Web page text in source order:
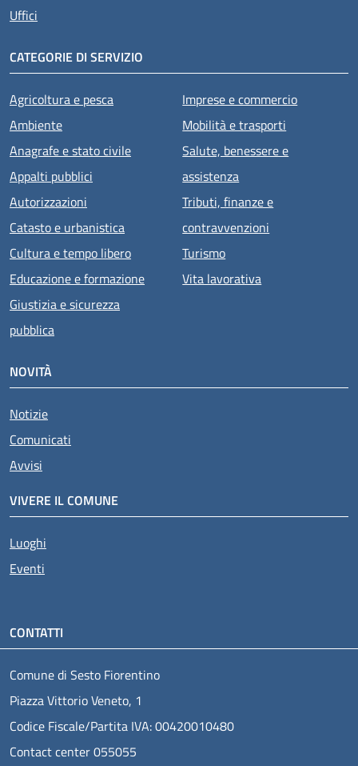
Uffici
CATEGORIE DI SERVIZIO
Agricoltura e pesca
Ambiente
Anagrafe e stato civile
Appalti pubblici
Autorizzazioni
Catasto e urbanistica
Cultura e tempo libero
Educazione e formazione
Giustizia e sicurezza
pubblica
Imprese e commercio
Mobilità e trasporti
Salute, benessere e
assistenza
Tributi, finanze e
contravvenzioni
Turismo
Vita lavorativa
NOVITÀ
Notizie
Comunicati
Avvisi
VIVERE IL COMUNE
Luoghi
Eventi
CONTATTI
Comune di Sesto Fiorentino
Piazza Vittorio Veneto, 1
Codice Fiscale/Partita IVA: 00420010480
Contact center 055055